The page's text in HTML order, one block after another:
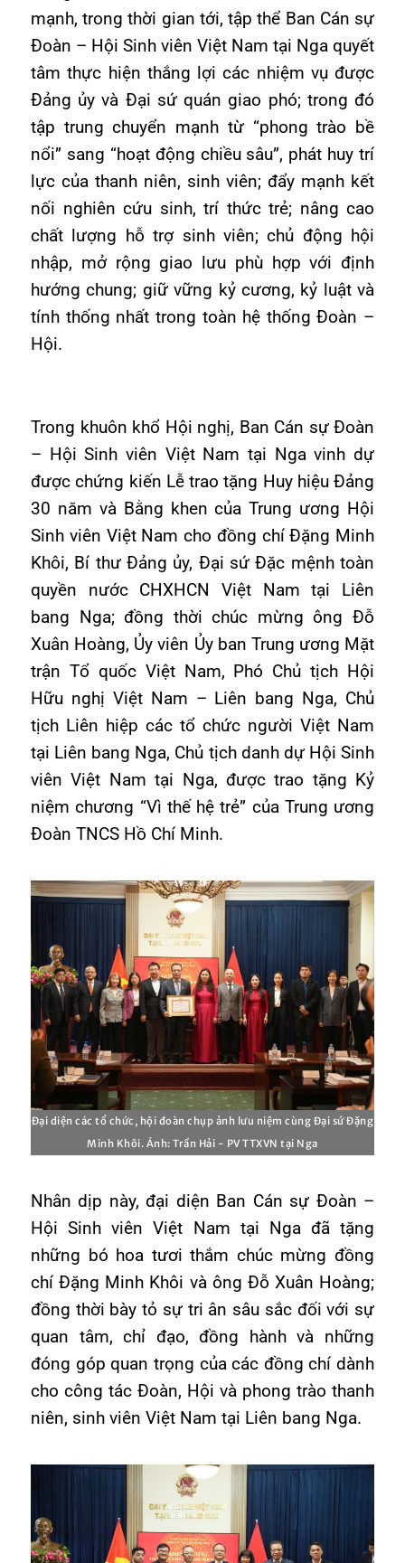
mạnh, trong thời gian tới, tập thể Ban Cán sự
Đoàn – Hội Sinh viên Việt Nam tại Nga quyết
tâm thực hiện thắng lợi các nhiệm vụ được
Đảng ủy và Đại sứ quán giao phó; trong đó
tập trung chuyển mạnh từ “phong trào bề
nổi” sang “hoạt động chiều sâu”, phát huy trí
lực của thanh niên, sinh viên; đẩy mạnh kết
nối nghiên cứu sinh, trí thức trẻ; nâng cao
chất lượng hỗ trợ sinh viên; chủ động hội
nhập, mở rộng giao lưu phù hợp với định
hướng chung; giữ vững kỷ cương, kỷ luật và
tính thống nhất trong toàn hệ thống Đoàn –
Hội.
Trong khuôn khổ Hội nghị, Ban Cán sự Đoàn
– Hội Sinh viên Việt Nam tại Nga vinh dự
được chứng kiến Lễ trao tặng Huy hiệu Đảng
30 năm và Bằng khen của Trung ương Hội
Sinh viên Việt Nam cho đồng chí Đặng Minh
Khôi, Bí thư Đảng ủy, Đại sứ Đặc mệnh toàn
quyền nước CHXHCN Việt Nam tại Liên
bang Nga; đồng thời chúc mừng ông Đỗ
Xuân Hoàng, Ủy viên Ủy ban Trung ương Mặt
trận Tổ quốc Việt Nam, Phó Chủ tịch Hội
Hữu nghị Việt Nam – Liên bang Nga, Chủ
tịch Liên hiệp các tổ chức người Việt Nam
tại Liên bang Nga, Chủ tịch danh dự Hội Sinh
viên Việt Nam tại Nga, được trao tặng Kỷ
niệm chương “Vì thế hệ trẻ” của Trung ương
Đoàn TNCS Hồ Chí Minh.
Đại diện các tổ chức, hội đoàn chụp ảnh lưu niệm cùng Đại sứ Đặng
Minh Khôi. Ánh: Trần Hải - PV TTXVN tại Nga
Nhân dịp này, đại diện Ban Cán sự Đoàn –
Hội Sinh viên Việt Nam tại Nga đã tặng
những bó hoa tươi thắm chúc mừng đồng
chí Đặng Minh Khôi và ông Đỗ Xuân Hoàng;
đồng thời bày tỏ sự tri ân sâu sắc đối với sự
quan tâm, chỉ đạo, đồng hành và những
đóng góp quan trọng của các đồng chí dành
cho công tác Đoàn, Hội và phong trào thanh
niên, sinh viên Việt Nam tại Liên bang Nga.